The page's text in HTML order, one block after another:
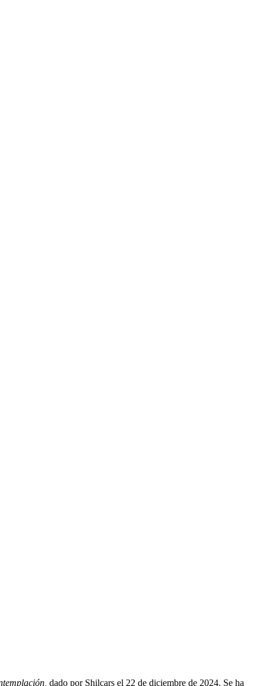
dado por Shilcars el 22 de diciembre de 2024. Se ha